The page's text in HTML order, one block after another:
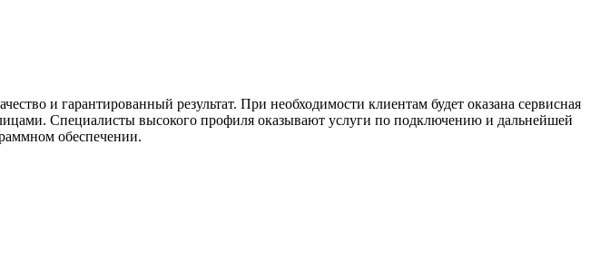
и гарантированный результат. При необходимости клиентам будет оказана сервисная
Специалисты высокого профиля оказывают услуги по подключению и дальнейшей
обеспечении.